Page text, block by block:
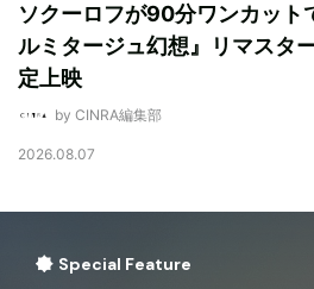
ソクーロフが90分ワンカット
ルミタージュ幻想』リマスタ
定上映
by CINRA編集部
2026.08.07
Special Feature